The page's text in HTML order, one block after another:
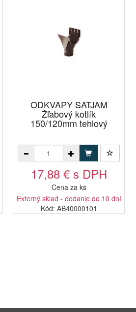
ODKVAPY SATJAM
Žľabový kotlík
150/120mm tehlový
17,88 € s DPH
Cena za ks
Externý sklad - dodanie do 10 dní
Kód: AB40000101